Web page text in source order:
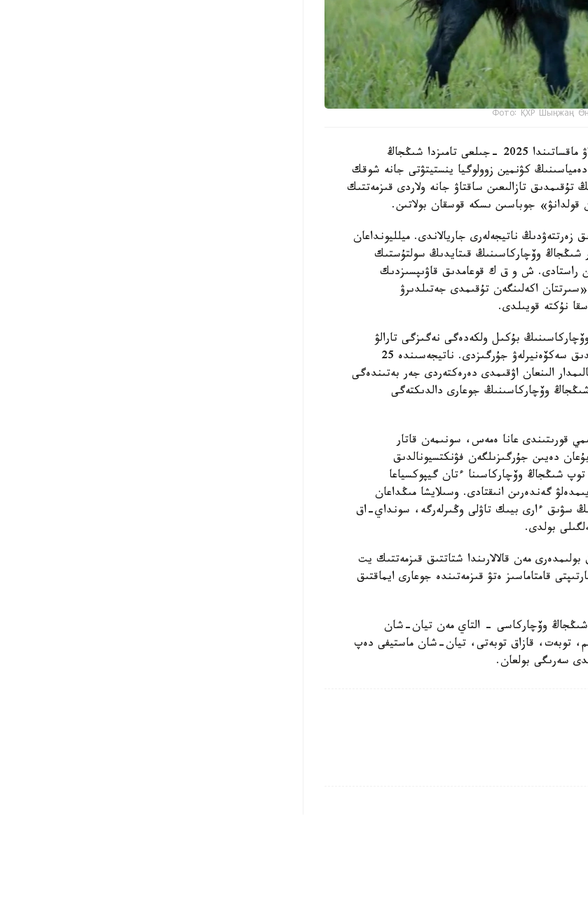
Фото: ҚХР Шыңжаң
شىڭجاڭ وۆچاركاسىنىڭ شىعۋ تەگىن عىلىمي تۇرعىدان ناقتىلاۋ ماقساتىندا 2025 -جىلعى تامىزدا شىڭجاڭ
كۋنمين زوولوگيا ينستيتۋتى جانە شوقك
تازالىعىن ساقتاۋ جانە ولاردى قىزمەتتىك
قولدانۋ» جوباسىن ىسكە قوسقان بولاتىن.
ناتيجەلەرى جاريالاندى. ميلليونداعان
شىڭجاڭ وۆچاركاسىنىڭ قىتايدىڭ سولتۇستىك
راستادى. ش و ق ك قوعامدىق قاۋىپسىزدىك
اكەلىنگەن تۇقىمدى جەتىلدىرۋ
نۇكتە قويىلدى.
بۇكىل ولكەدەگى نەگىزگى تارالۋ
ايماقتارىن ارالاپ، 109 داراباسقا جوعارى ساپالى تولىق گەنومدىق سەكۆەنيرلەۋ جۇرگىزدى. ناتيجەسىندە 25
الىنعان اۋقىمدى دەرەكتەردى جەر بەتىندەگى
شىڭجاڭ وۆچاركاسىنىڭ جوعارى دالدىكتەگى
قورىتىندى عانا ەمەس، سونىمەن قاتار
بۇعان دەيىن جۇرگىزىلگەن فۋنكتسيونالدىق
شىڭجاڭ وۆچاركاسىنا ءتان گيپوكسياعا
گەندەرىن انىقتادى. وسىلايشا مىڭداعان
سۋىق ءارى بيىك تاۋلى وڭىرلەرگە، سونداي-اق
بولدى.
مەن قالالارىندا شتاتتىق قىزمەتتىك يت
قامتاماسىز ەتۋ قىزمەتىندە جوعارى ايماقتىق
شىڭجاڭ وۆچاركاسى - التاي مەن تيان-شان
توبەت، قازاق توبەتى، تيان-شان ماستيفى دەپ
سەرىگى بولعان.